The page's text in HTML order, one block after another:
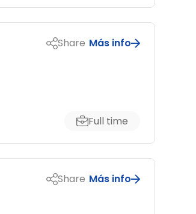
Share Más info
Full time
Share Más info